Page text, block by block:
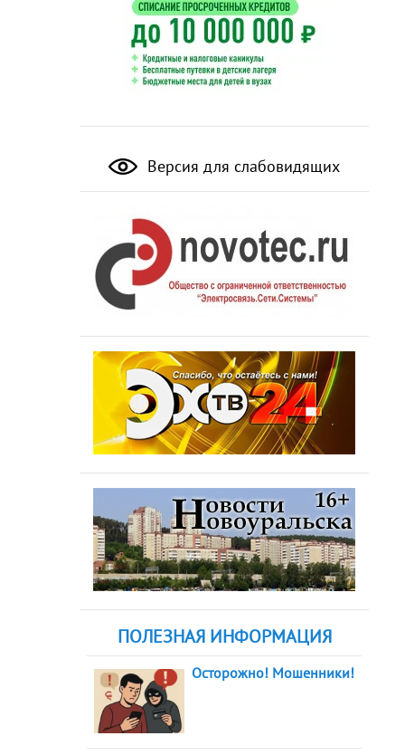
Версия для слабовидящих
ПОЛЕЗНАЯ ИНФОРМАЦИЯ
Осторожно! Мошенники!